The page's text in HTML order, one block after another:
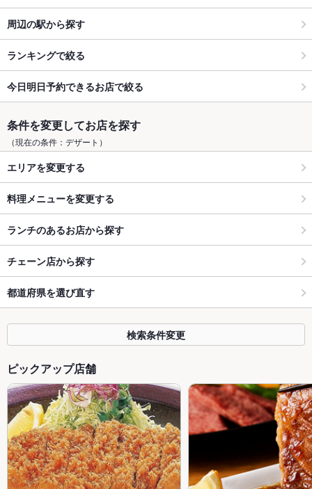
周辺の駅から探す
ランキングで絞る
今日明日予約できるお店で絞る
条件を変更してお店を探す
（現在の条件：デザート）
エリアを変更する
料理メニューを変更する
ランチのあるお店から探す
チェーン店から探す
都道府県を選び直す
検索条件変更
ピックアップ店舗